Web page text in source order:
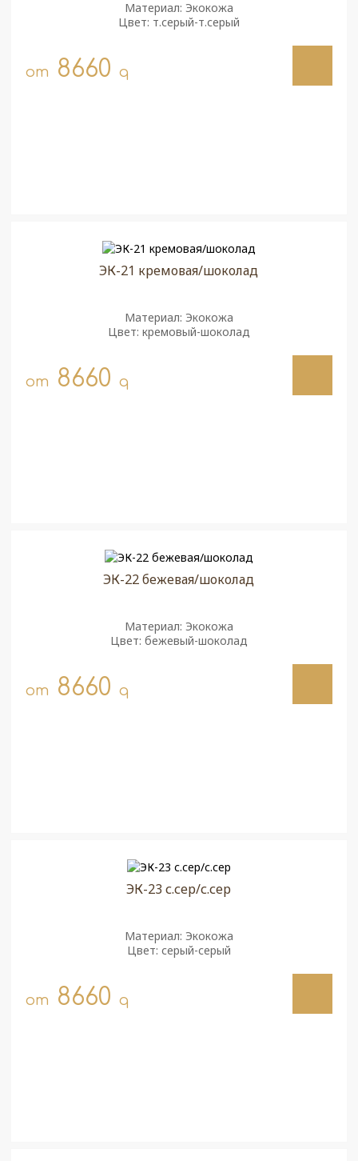
Материал: Экокожа
Цвет: т.серый-т.серый
от 8660 q
ЭК-21 кремовая/шоколад
Материал: Экокожа
Цвет: кремовый-шоколад
от 8660 q
ЭК-22 бежевая/шоколад
Материал: Экокожа
Цвет: бежевый-шоколад
от 8660 q
ЭК-23 с.сер/с.сер
Материал: Экокожа
Цвет: серый-серый
от 8660 q